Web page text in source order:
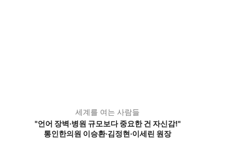
세계를 여는 사람들
"언어 장벽·병원 규모보다 중요한 건 자신감!"
통인한의원 이승환·김정현·이세린 원장